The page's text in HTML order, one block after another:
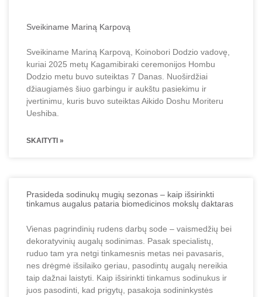
Sveikiname Mariną Karpovą
Sveikiname Mariną Karpovą, Koinobori Dodzio vadovę,
kuriai 2025 metų Kagamibiraki ceremonijos Hombu
Dodzio metu buvo suteiktas 7 Danas. Nuoširdžiai
džiaugiamės šiuo garbingu ir aukštu pasiekimu ir
įvertinimu, kuris buvo suteiktas Aikido Doshu Moriteru
Ueshiba.
SKAITYTI »
Prasideda sodinukų mugių sezonas – kaip išsirinkti
tinkamus augalus pataria biomedicinos mokslų daktaras
Vienas pagrindinių rudens darbų sode – vaismedžių bei
dekoratyvinių augalų sodinimas. Pasak specialistų,
ruduo tam yra netgi tinkamesnis metas nei pavasaris,
nes drėgmė išsilaiko geriau, pasodintų augalų nereikia
taip dažnai laistyti. Kaip išsirinkti tinkamus sodinukus ir
juos pasodinti, kad prigytų, pasakoja sodininkystės